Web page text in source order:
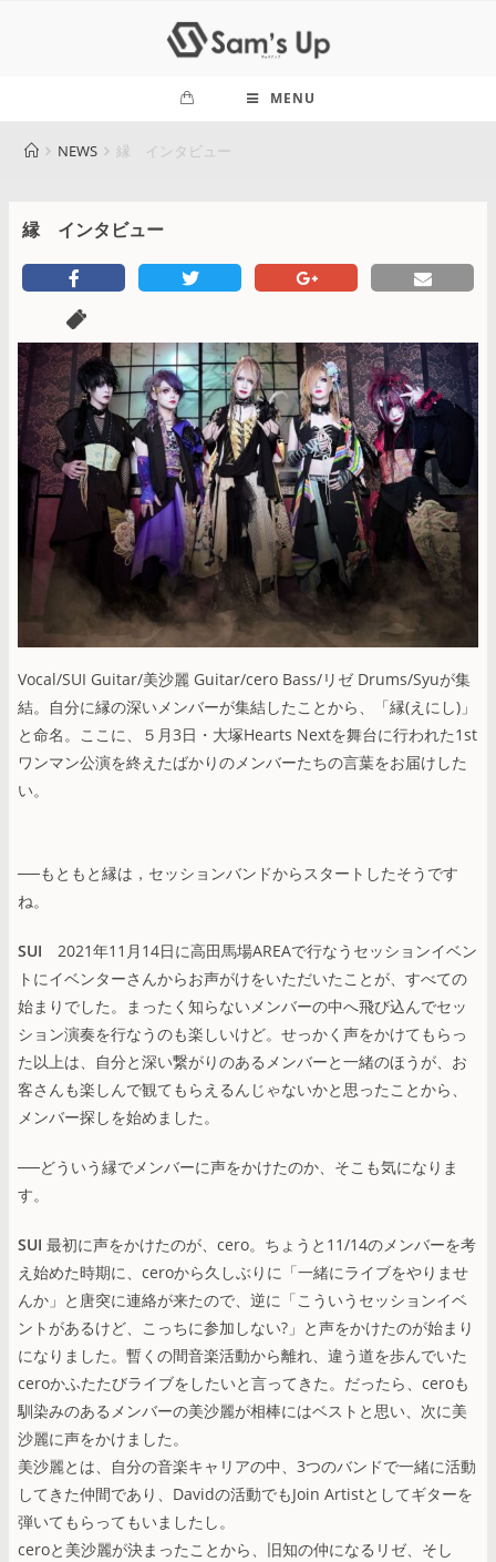
MENU
NEWS 縁 インタビュー
縁 インタビュー
Vocal/SUI Guitar/美沙麗 Guitar/cero Bass/リゼ Drums/Syuが集
結。自分に縁の深いメンバーが集結したことから、「縁(えにし)」
と命名。ここに、５月3日・大塚Hearts Nextを舞台に行われた1st
ワンマン公演を終えたばかりのメンバーたちの言葉をお届けした
い。
──もともと縁は，セッションバンドからスタートしたそうです
ね。
SUI 2021年11月14日に高田馬場AREAで行なうセッションイベン
トにイベンターさんからお声がけをいただいたことが、すべての
始まりでした。まったく知らないメンバーの中へ飛び込んでセッ
ション演奏を行なうのも楽しいけど。せっかく声をかけてもらっ
た以上は、自分と深い繋がりのあるメンバーと一緒のほうが、お
客さんも楽しんで観てもらえるんじゃないかと思ったことから、
メンバー探しを始めました。
──どういう縁でメンバーに声をかけたのか、そこも気になりま
す。
SUI 最初に声をかけたのが、cero。ちょうと11/14のメンバーを考
え始めた時期に、ceroから久しぶりに「一緒にライブをやりませ
んか」と唐突に連絡が来たので、逆に「こういうセッションイベ
ントがあるけど、こっちに参加しない?」と声をかけたのが始まり
になりました。暫くの間音楽活動から離れ、違う道を歩んでいた
ceroかふたたびライブをしたいと言ってきた。だったら、ceroも
馴染みのあるメンバーの美沙麗が相棒にはベストと思い、次に美
沙麗に声をかけました。
美沙麗とは、自分の音楽キャリアの中、3つのバンドで一緒に活動
してきた仲間であり、Davidの活動でもJoin Artistとしてギターを
弾いてもらってもいましたし。
ceroと美沙麗が決まったことから、旧知の仲になるリゼ、そし